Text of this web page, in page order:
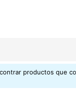
productos que